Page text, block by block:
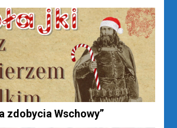
zdobycia Wschowy”